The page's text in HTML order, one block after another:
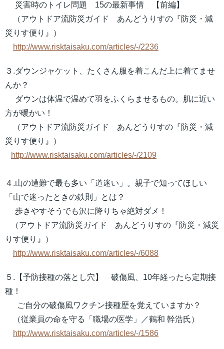
災害時のトイレ問題 15の最新事情 【前編】
（アウトドア流防災ガイド あんどうりすの『防災・減
災りす便り』）
http://www.risktaisaku.com/articles/-/2236
３.ダウンジャケット、たくさん服を着こんだ上に着てませ
んか？
ダウンは体温で温めて羽をふくらませるもの。肌に近い
方が暖かい！
（アウトドア流防災ガイド あんどうりすの『防災・減
災りす便り』）
http://www.risktaisaku.com/articles/-/2109
４.山の遭難で最も多い「道迷い」。親子で知ってほしい
「山で迷ったときの鉄則」とは？
歩きやすそうでも沢に降りちゃ絶対ダメ！
（アウトドア流防災ガイド あんどうりすの『防災・減災
りす便り』）
http://www.risktaisaku.com/articles/-/6088
５.【予防接種の落とし穴】 破傷風、10年経ったら定期接
種！
ご自分の破傷風ワクチン接種歴を覚えていますか？
（従業員の命を守る「職場の医学」／鶴和 幹浩氏）
http://www.risktaisaku.com/articles/-/1586